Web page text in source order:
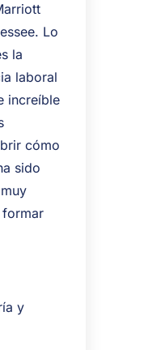
Lo
la
laboral
increíble
cómo
sido
y